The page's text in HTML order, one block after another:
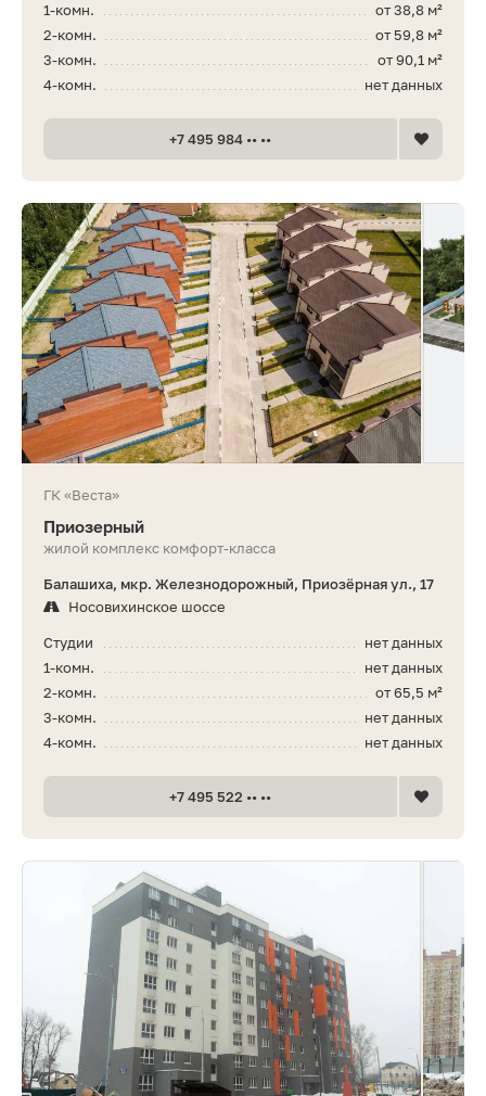
от 38,8 м²
1-комн.
от 59,8 м²
2-комн.
от 90,1 м²
3-комн.
нет данных
4-комн.
+7 495 984 •• ••
ГК «Веста»
Приозерный
жилой комплекс комфорт-класса
Балашиха, мкр. Железнодорожный, Приозёрная ул., 17
Носовихинское шоссе
нет данных
Студии
нет данных
1-комн.
от 65,5 м²
2-комн.
нет данных
3-комн.
нет данных
4-комн.
+7 495 522 •• ••